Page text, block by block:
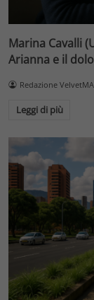
Marina Cavalli
Arianna e il
Redazione
Leggi di più